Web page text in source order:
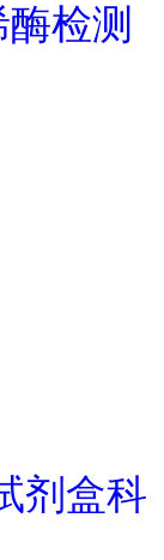
检测
剂盒科